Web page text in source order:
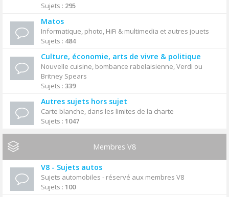
Sujets : 295
Matos
Informatique, photo, HiFi & multimedia et autres jouets
Sujets : 484
Culture, économie, arts de vivre & politique
Nouvelle cuisine, bombance rabelaisienne, Verdi ou
Britney Spears
Sujets : 339
Autres sujets hors sujet
Carte blanche, dans les limites de la charte
Sujets : 1047
Membres V8
V8 - Sujets autos
Sujets automobiles - réservé aux membres V8
Sujets : 100